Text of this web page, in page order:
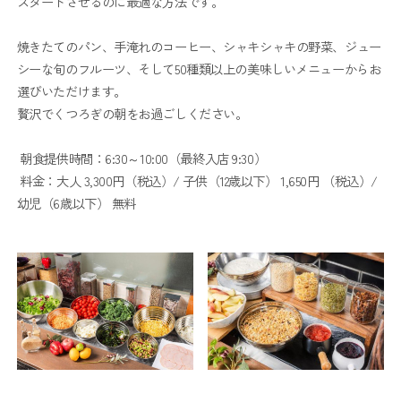
焼きたてのパン、手淹れのコーヒー、シャキシャキの野菜、ジュー
シーな旬のフルーツ、そして50種類以上の美味しいメニューからお
選びいただけます。
贅沢でくつろぎの朝をお過ごしください。
朝食提供時間：6:30～10:00（最終入店 9:30）
料金：大人 3,300円（税込）/ 子供（12歳以下） 1,650円 （税込）/
幼児（6歳以下） 無料